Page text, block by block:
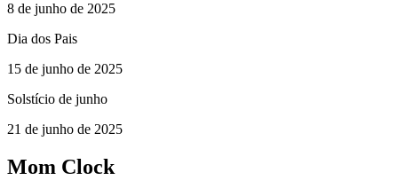
8 de junho de 2025
Dia dos Pais
15 de junho de 2025
Solstício de junho
21 de junho de 2025
Mom Clock